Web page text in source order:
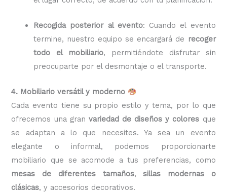
Recogida posterior al evento: Cuando el evento
termine, nuestro equipo se encargará de recoger
todo el mobiliario, permitiéndote disfrutar sin
preocuparte por el desmontaje o el transporte.
4. Mobiliario versátil y moderno
Cada evento tiene su propio estilo y tema, por lo que
ofrecemos una gran variedad de diseños y colores que
se adaptan a lo que necesites. Ya sea un evento
elegante o informal, podemos proporcionarte
mobiliario que se acomode a tus preferencias, como
mesas de diferentes tamaños,sillas modernas o
clásicas, y accesorios decorativos.